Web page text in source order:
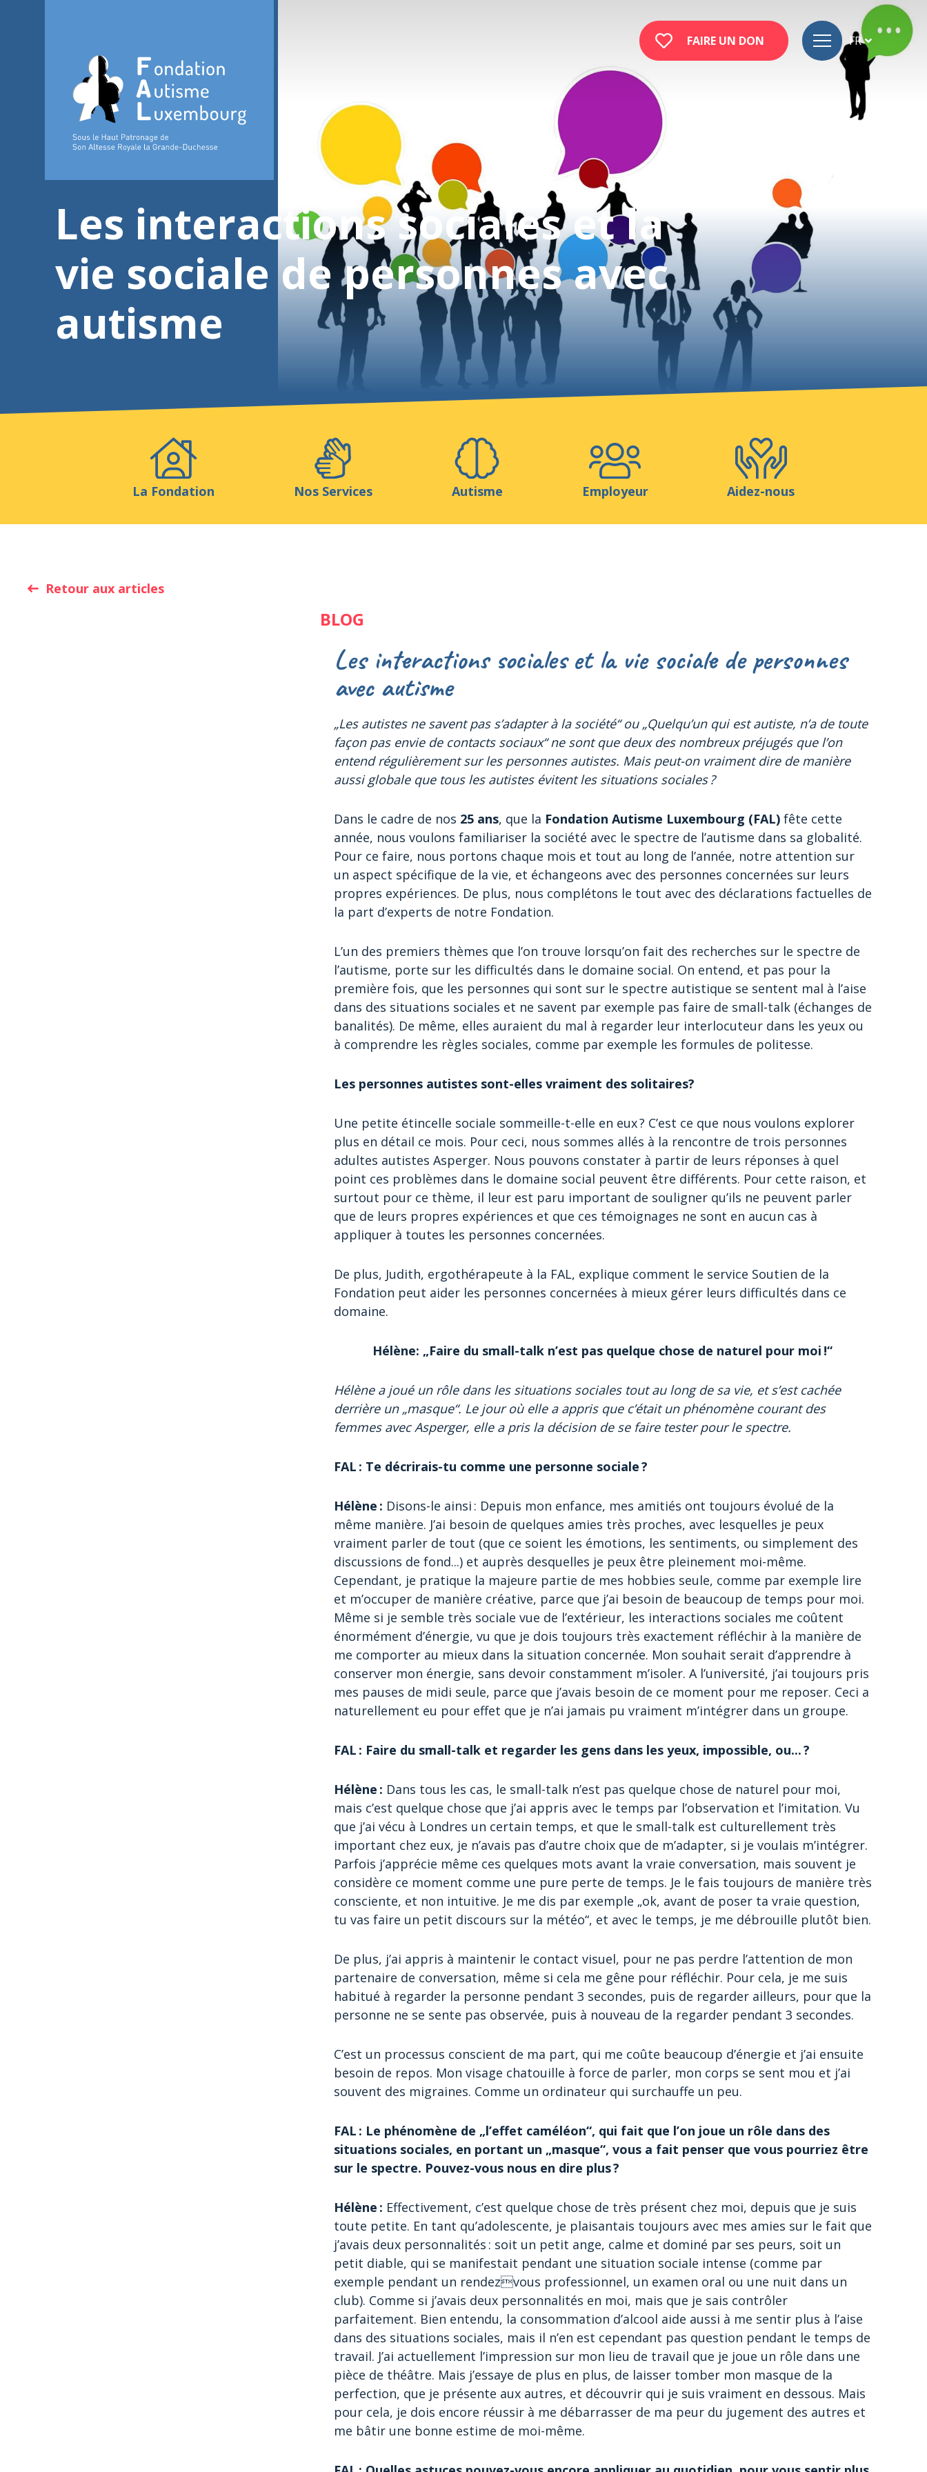
FAIRE UN DON FR
DE
EN
Fondation
Services
Autisme
Employeur
Aidez-nous
Les interactions sociales et la
vie sociale de personnes avec
autisme
La Fondation Nos Services Autisme Employeur Aidez-nous
Retour aux articles
BLOG
Les interactions sociales et la vie sociale de personnes
avec autisme
„Les autistes ne savent pas s’adapter à la société“ ou „Quelqu’un qui est autiste, n’a de toute
façon pas envie de contacts sociaux“ ne sont que deux des nombreux préjugés que l’on
entend régulièrement sur les personnes autistes. Mais peut-on vraiment dire de manière
aussi globale que tous les autistes évitent les situations sociales ?
Dans le cadre de nos 25 ans, que la Fondation Autisme Luxembourg (FAL)fête cette
année, nous voulons familiariser la société avec le spectre de l’autisme dans sa globalité.
Pour ce faire, nous portons chaque mois et tout au long de l’année, notre attention sur
un aspect spécifique de la vie, et échangeons avec des personnes concernées sur leurs
propres expériences. De plus, nous complétons le tout avec des déclarations factuelles de
la part d’experts de notre Fondation.
L’un des premiers thèmes que l’on trouve lorsqu’on fait des recherches sur le spectre de
l’autisme, porte sur les difficultés dans le domaine social. On entend, et pas pour la
première fois, que les personnes qui sont sur le spectre autistique se sentent mal à l’aise
dans des situations sociales et ne savent par exemple pas faire de small-talk (échanges de
banalités). De même, elles auraient du mal à regarder leur interlocuteur dans les yeux ou
à comprendre les règles sociales, comme par exemple les formules de politesse.
Les personnes autistes sont-elles vraiment des solitaires?
Une petite étincelle sociale sommeille-t-elle en eux ? C’est ce que nous voulons explorer
plus en détail ce mois. Pour ceci, nous sommes allés à la rencontre de trois personnes
adultes autistes Asperger. Nous pouvons constater à partir de leurs réponses à quel
point ces problèmes dans le domaine social peuvent être différents. Pour cette raison, et
surtout pour ce thème, il leur est paru important de souligner qu’ils ne peuvent parler
que de leurs propres expériences et que ces témoignages ne sont en aucun cas à
appliquer à toutes les personnes concernées.
De plus, Judith, ergothérapeute à la FAL, explique comment le service Soutien de la
Fondation peut aider les personnes concernées à mieux gérer leurs difficultés dans ce
domaine.
Hélène: „Faire du small-talk n’est pas quelque chose de naturel pour moi !“
Hélène a joué un rôle dans les situations sociales tout au long de sa vie, et s’est cachée
derrière un „masque“. Le jour où elle a appris que c’était un phénomène courant des
femmes avec Asperger, elle a pris la décision de se faire tester pour le spectre.
FAL : Te décrirais-tu comme une personne sociale ?
Hélène : Disons-le ainsi : Depuis mon enfance, mes amitiés ont toujours évolué de la
même manière. J’ai besoin de quelques amies très proches, avec lesquelles je peux
vraiment parler de tout (que ce soient les émotions, les sentiments, ou simplement des
discussions de fond...) et auprès desquelles je peux être pleinement moi-même.
Cependant, je pratique la majeure partie de mes hobbies seule, comme par exemple lire
et m’occuper de manière créative, parce que j’ai besoin de beaucoup de temps pour moi.
Même si je semble très sociale vue de l’extérieur, les interactions sociales me coûtent
énormément d’énergie, vu que je dois toujours très exactement réfléchir à la manière de
me comporter au mieux dans la situation concernée. Mon souhait serait d’apprendre à
conserver mon énergie, sans devoir constamment m’isoler. A l’université, j’ai toujours pris
mes pauses de midi seule, parce que j’avais besoin de ce moment pour me reposer. Ceci a
naturellement eu pour effet que je n’ai jamais pu vraiment m’intégrer dans un groupe.
FAL : Faire du small-talk et regarder les gens dans les yeux, impossible, ou... ?
Hélène : Dans tous les cas, le small-talk n’est pas quelque chose de naturel pour moi,
mais c’est quelque chose que j’ai appris avec le temps par l’observation et l’imitation. Vu
que j’ai vécu à Londres un certain temps, et que le small-talk est culturellement très
important chez eux, je n’avais pas d’autre choix que de m’adapter, si je voulais m’intégrer.
Parfois j’apprécie même ces quelques mots avant la vraie conversation, mais souvent je
considère ce moment comme une pure perte de temps. Je le fais toujours de manière très
consciente, et non intuitive. Je me dis par exemple „ok, avant de poser ta vraie question,
tu vas faire un petit discours sur la météo“, et avec le temps, je me débrouille plutôt bien.
De plus, j’ai appris à maintenir le contact visuel, pour ne pas perdre l’attention de mon
partenaire de conversation, même si cela me gêne pour réfléchir. Pour cela, je me suis
habitué à regarder la personne pendant 3 secondes, puis de regarder ailleurs, pour que la
personne ne se sente pas observée, puis à nouveau de la regarder pendant 3 secondes.
C’est un processus conscient de ma part, qui me coûte beaucoup d’énergie et j’ai ensuite
besoin de repos. Mon visage chatouille à force de parler, mon corps se sent mou et j’ai
souvent des migraines. Comme un ordinateur qui surchauffe un peu.
FAL : Le phénomène de „l’effet caméléon“, qui fait que l’on joue un rôle dans des
situations sociales, en portant un „masque“, vous a fait penser que vous pourriez être
sur le spectre. Pouvez-vous nous en dire plus ?
Hélène : Effectivement, c’est quelque chose de très présent chez moi, depuis que je suis
toute petite. En tant qu’adolescente, je plaisantais toujours avec mes amies sur le fait que
j’avais deux personnalités : soit un petit ange, calme et dominé par ses peurs, soit un
petit diable, qui se manifestait pendant une situation sociale intense (comme par
exemple pendant un rendezvous professionnel, un examen oral ou une nuit dans un
club). Comme si j’avais deux personnalités en moi, mais que je sais contrôler
parfaitement. Bien entendu, la consommation d’alcool aide aussi à me sentir plus à l’aise
dans des situations sociales, mais il n’en est cependant pas question pendant le temps de
travail. J’ai actuellement l’impression sur mon lieu de travail que je joue un rôle dans une
pièce de théâtre. Mais j’essaye de plus en plus, de laisser tomber mon masque de la
perfection, que je présente aux autres, et découvrir qui je suis vraiment en dessous. Mais
pour cela, je dois encore réussir à me débarrasser de ma peur du jugement des autres et
me bâtir une bonne estime de moi-même.